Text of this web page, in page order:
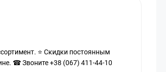
⭐ Скидки постоянным
☎ Звоните +38 (067) 411-44-10